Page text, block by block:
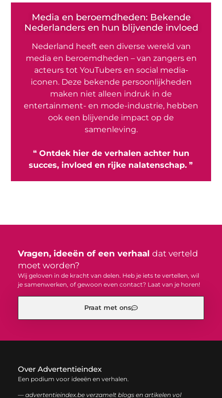
Media en beroemdheden: Bekende
Nederlanders en hun blijvende invloed
Nederland heeft een diverse wereld van
media en beroemdheden – van zangers en
acteurs tot YouTubers en social media-
iconen. Deze bekende persoonlijkheden
maken niet alleen indruk in de
entertainment- en mode-industrie, hebben
ook een blijvende impact op de
samenleving.
❝ Ontdek hier de verhalen achter hun
succes, invloed en rijke nalatenschap. ❞
Vragen, ideeën of een verhaal dat verteld
moet worden?
Wij geloven in de kracht van delen. Heb je iets te vertellen, wil
je samenwerken, of gewoon even contact? Laat van je horen!
Praat met ons
Over Advertentieindex
Een podium voor ideeën en verhalen.
— advertentieindex.be verzamelt blogs en artikelen vol